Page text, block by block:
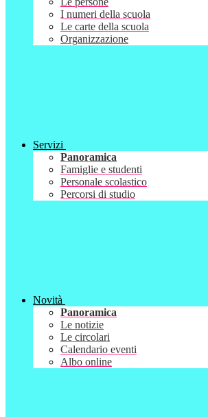
I numeri della scuola
Le carte della scuola
Organizzazione
Servizi
Panoramica
Famiglie e studenti
Personale scolastico
Percorsi di studio
Novità
Panoramica
Le notizie
Le circolari
Calendario eventi
Albo online